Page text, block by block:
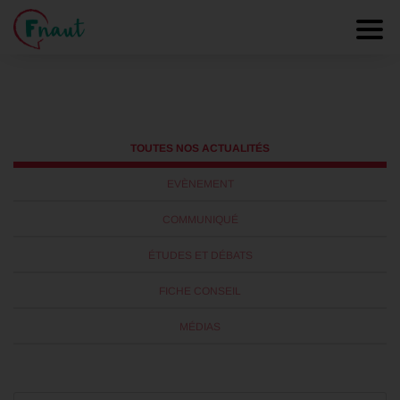
Panneau de gestion des cookies
Usagers
TOUTES NOS ACTUALITÉS
EVÈNEMENT
COMMUNIQUÉ
ÉTUDES ET DÉBATS
FICHE CONSEIL
MÉDIAS